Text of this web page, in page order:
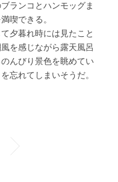
ランコとハンモッグま
喫できる。
夕暮れ時には見たこと
を感じながら露天風呂
んびり景色を眺めてい
忘れてしまいそうだ。